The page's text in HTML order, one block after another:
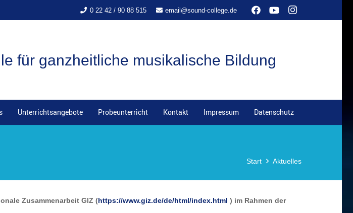
0 22 42 / 90 88 515 email@sound-college.de
für ganzheitliche musikalische Bildung
Unterrichtsangebote Probeunterricht Kontakt Impressum Datenschutz
Start Aktuelles
Zusammenarbeit GIZ (https://www.giz.de/de/html/index.html ) im Rahmen der